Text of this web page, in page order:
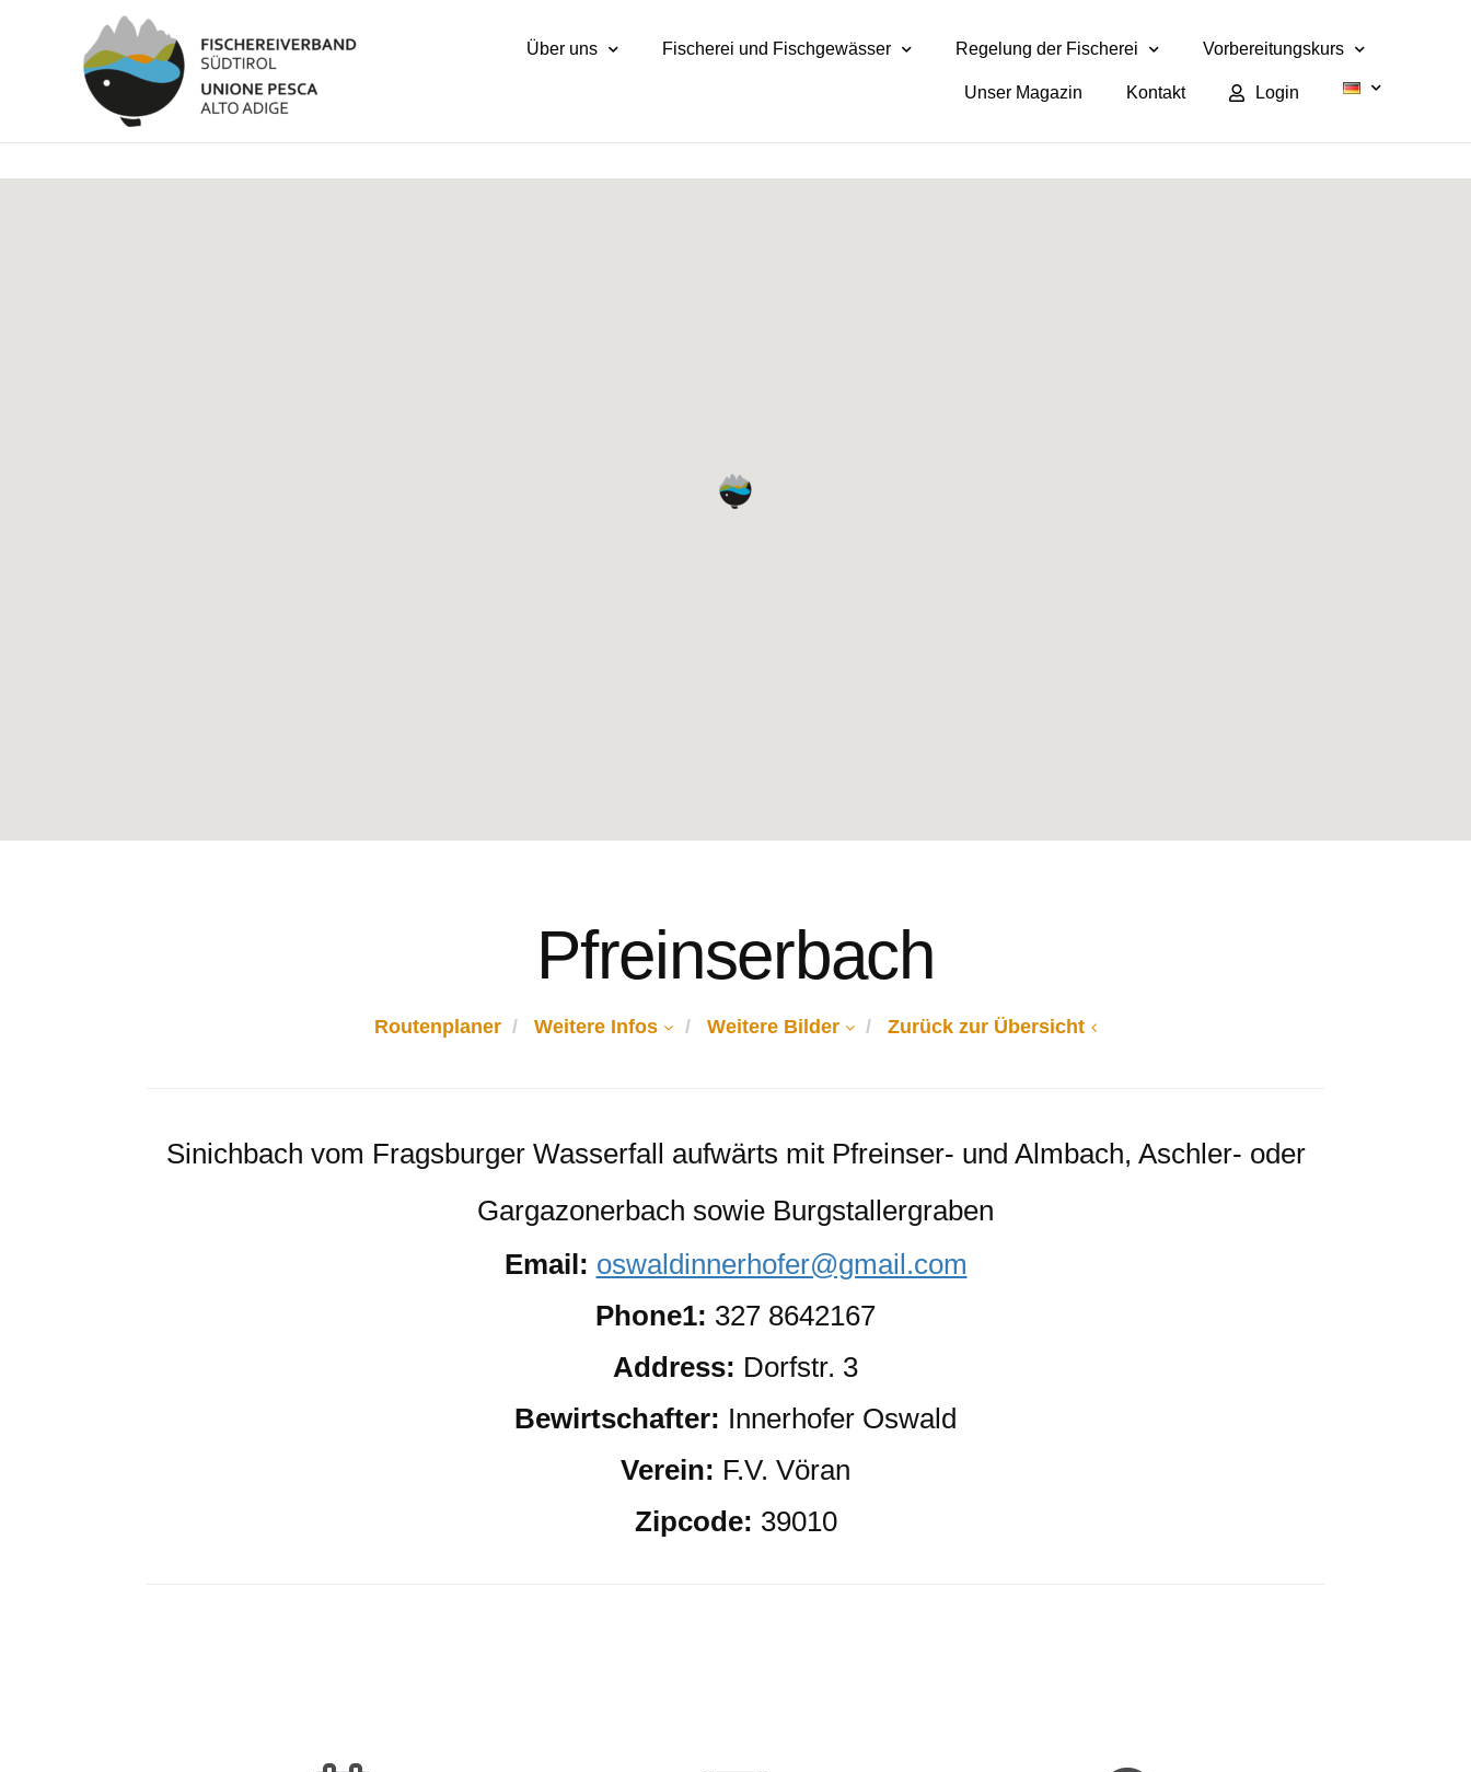
Über uns Fischerei und Fischgewässer Regelung der Fischerei Vorbereitungskurs
Unser Magazin Kontakt Login
Pfreinserbach
Routenplaner Weitere Infos Weitere Bilder Zurück zur Übersicht
Sinichbach vom Fragsburger Wasserfall aufwärts mit Pfreinser- und Almbach, Aschler- oder
Gargazonerbach sowie Burgstallergraben
Email: oswaldinnerhofer@gmail.com
Phone1: 327 8642167
Address: Dorfstr. 3
Bewirtschafter: Innerhofer Oswald
Verein: F.V. Vöran
Zipcode: 39010